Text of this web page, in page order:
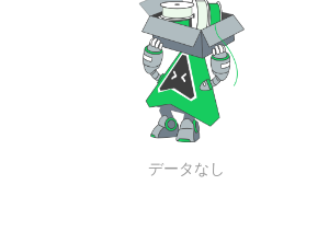
データなし